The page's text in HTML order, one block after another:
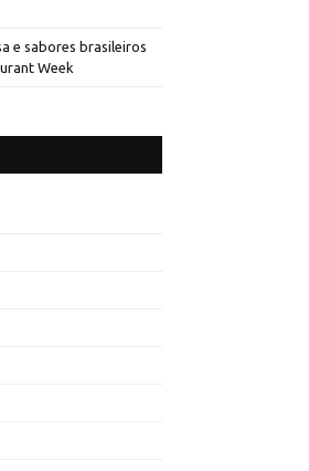
e sabores brasileiros
Week